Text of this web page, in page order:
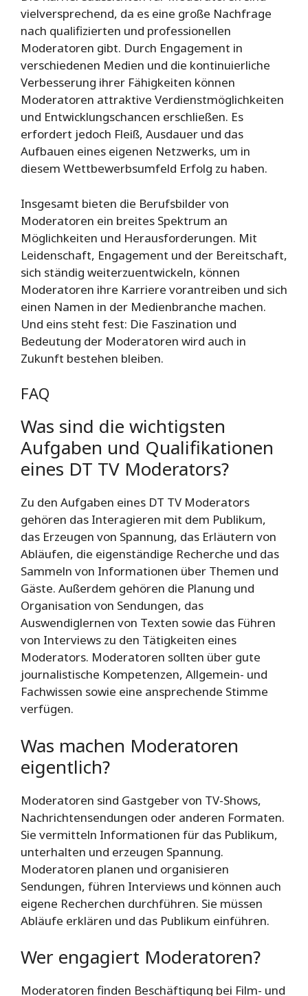
vielversprechend, da es eine große Nachfrage
nach qualifizierten und professionellen
Moderatoren gibt. Durch Engagement in
verschiedenen Medien und die kontinuierliche
Verbesserung ihrer Fähigkeiten können
Moderatoren attraktive Verdienstmöglichkeiten
und Entwicklungschancen erschließen. Es
erfordert jedoch Fleiß, Ausdauer und das
Aufbauen eines eigenen Netzwerks, um in
diesem Wettbewerbsumfeld Erfolg zu haben.
Insgesamt bieten die Berufsbilder von
Moderatoren ein breites Spektrum an
Möglichkeiten und Herausforderungen. Mit
Leidenschaft, Engagement und der Bereitschaft,
sich ständig weiterzuentwickeln, können
Moderatoren ihre Karriere vorantreiben und sich
einen Namen in der Medienbranche machen.
Und eins steht fest: Die Faszination und
Bedeutung der Moderatoren wird auch in
Zukunft bestehen bleiben.
FAQ
Was sind die wichtigsten
Aufgaben und Qualifikationen
eines DT TV Moderators?
Zu den Aufgaben eines DT TV Moderators
gehören das Interagieren mit dem Publikum,
das Erzeugen von Spannung, das Erläutern von
Abläufen, die eigenständige Recherche und das
Sammeln von Informationen über Themen und
Gäste. Außerdem gehören die Planung und
Organisation von Sendungen, das
Auswendiglernen von Texten sowie das Führen
von Interviews zu den Tätigkeiten eines
Moderators. Moderatoren sollten über gute
journalistische Kompetenzen, Allgemein- und
Fachwissen sowie eine ansprechende Stimme
verfügen.
Was machen Moderatoren
eigentlich?
Moderatoren sind Gastgeber von TV-Shows,
Nachrichtensendungen oder anderen Formaten.
Sie vermitteln Informationen für das Publikum,
unterhalten und erzeugen Spannung.
Moderatoren planen und organisieren
Sendungen, führen Interviews und können auch
eigene Recherchen durchführen. Sie müssen
Abläufe erklären und das Publikum einführen.
Wer engagiert Moderatoren?
Moderatoren finden Beschäftigung bei Film- und